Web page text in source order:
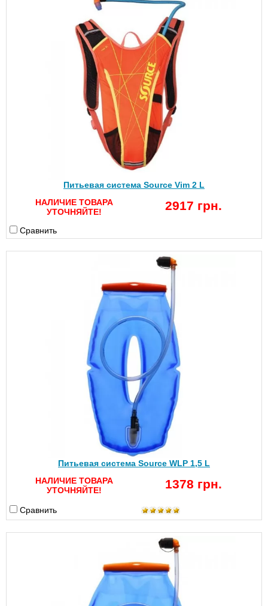
Питьевая система Source Vim 2 L
НАЛИЧИЕ ТОВАРА
УТОЧНЯЙТЕ!
2917 грн.
Сравнить
Питьевая система Source WLP 1,5 L
НАЛИЧИЕ ТОВАРА
УТОЧНЯЙТЕ!
1378 грн.
Сравнить